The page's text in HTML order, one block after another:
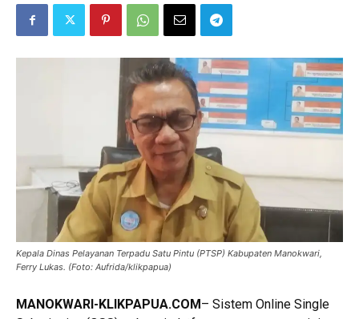
Kepala Dinas Pelayanan Terpadu Satu Pintu (PTSP) Kabupaten Manokwari,
Ferry Lukas. (Foto: Aufrida/klikpapua)
MANOKWARI-KLIKPAPUA.COM– Sistem Online Single